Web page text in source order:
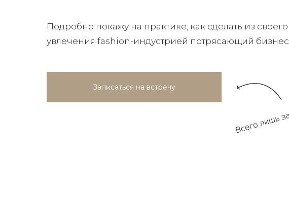
Подробно покажу на практике, как сделать из своего
увлечения fashion-индустрией потрясающий бизнес
Записаться на встречу